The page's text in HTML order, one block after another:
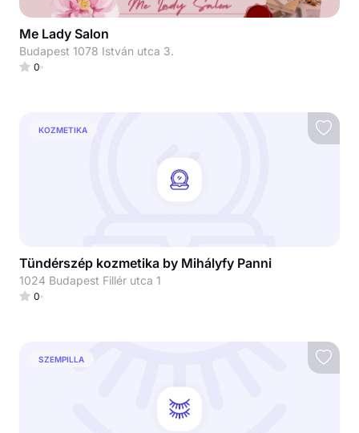
Me Lady Salon
Budapest 1078 István utca 3.
0
KOZMETIKA
Tündérszép kozmetika by Mihályfy Panni
1024 Budapest Fillér utca 1
0
SZEMPILLA